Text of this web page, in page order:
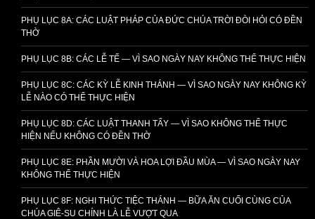
PHỤ LỤC 8A: CÁC LUẬT PHÁP CỦA ĐỨC CHÚA TRỜI ĐÒI HỎI CÓ ĐỀN
THỜ
PHỤ LỤC 8B: CÁC LỄ TẾ — VÌ SAO NGÀY NAY KHÔNG THỂ THỰC HIỆN
PHỤ LỤC 8C: CÁC KỲ LỄ KINH THÁNH — VÌ SAO NGÀY NAY KHÔNG KỲ
LỄ NÀO CÓ THỂ THỰC HIỆN
PHỤ LỤC 8D: CÁC LUẬT THANH TẨY — VÌ SAO KHÔNG THỂ THỰC
HIỆN NẾU KHÔNG CÓ ĐỀN THỜ
PHỤ LỤC 8E: PHẦN MƯỜI VÀ HOA LỢI ĐẦU MÙA — VÌ SAO NGÀY NAY
KHÔNG THỂ THỰC HIỆN
PHỤ LỤC 8F: NGHI THỨC TIỆC THÁNH — BỮA ĂN CUỐI CÙNG CỦA
CHÚA GIÊ-SU CHÍNH LÀ LỄ VƯỢT QUA